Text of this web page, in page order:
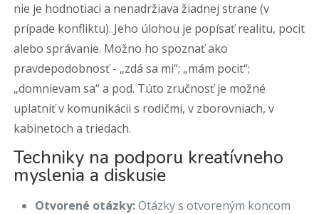
nie je hodnotiaci a nenadržiava žiadnej strane (v
prípade konfliktu). Jeho úlohou je popísať realitu, pocit
alebo správanie. Možno ho spoznať ako
pravdepodobnosť - „zdá sa mi“; „mám pocit“;
„domnievam sa“ a pod. Túto zručnosť je možné
uplatniť v komunikácii s rodičmi, v zborovniach, v
kabinetoch a triedach.
Techniky na podporu kreatívneho
myslenia a diskusie
Otvorené otázky:Otázky s otvoreným koncom